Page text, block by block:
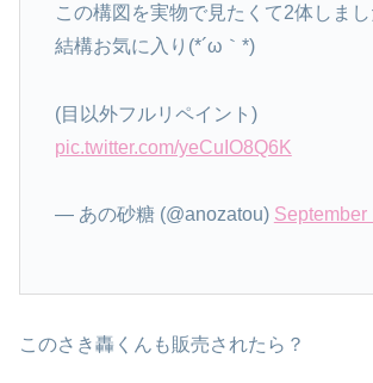
この構図を実物で見たくて2体しまし
結構お気に入り(*´ω｀*)
(目以外フルリペイント)
pic.twitter.com/yeCuIO8Q6K
— あの砂糖 (@anozatou) September
このさき轟くんも販売されたら？